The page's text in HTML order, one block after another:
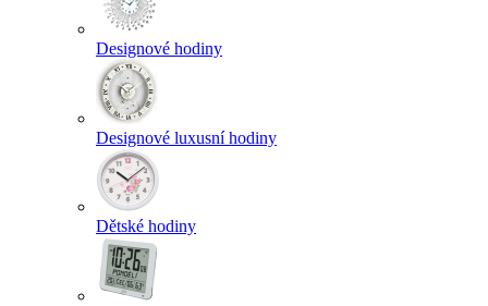
Designové hodiny
Designové luxusní hodiny
Dětské hodiny